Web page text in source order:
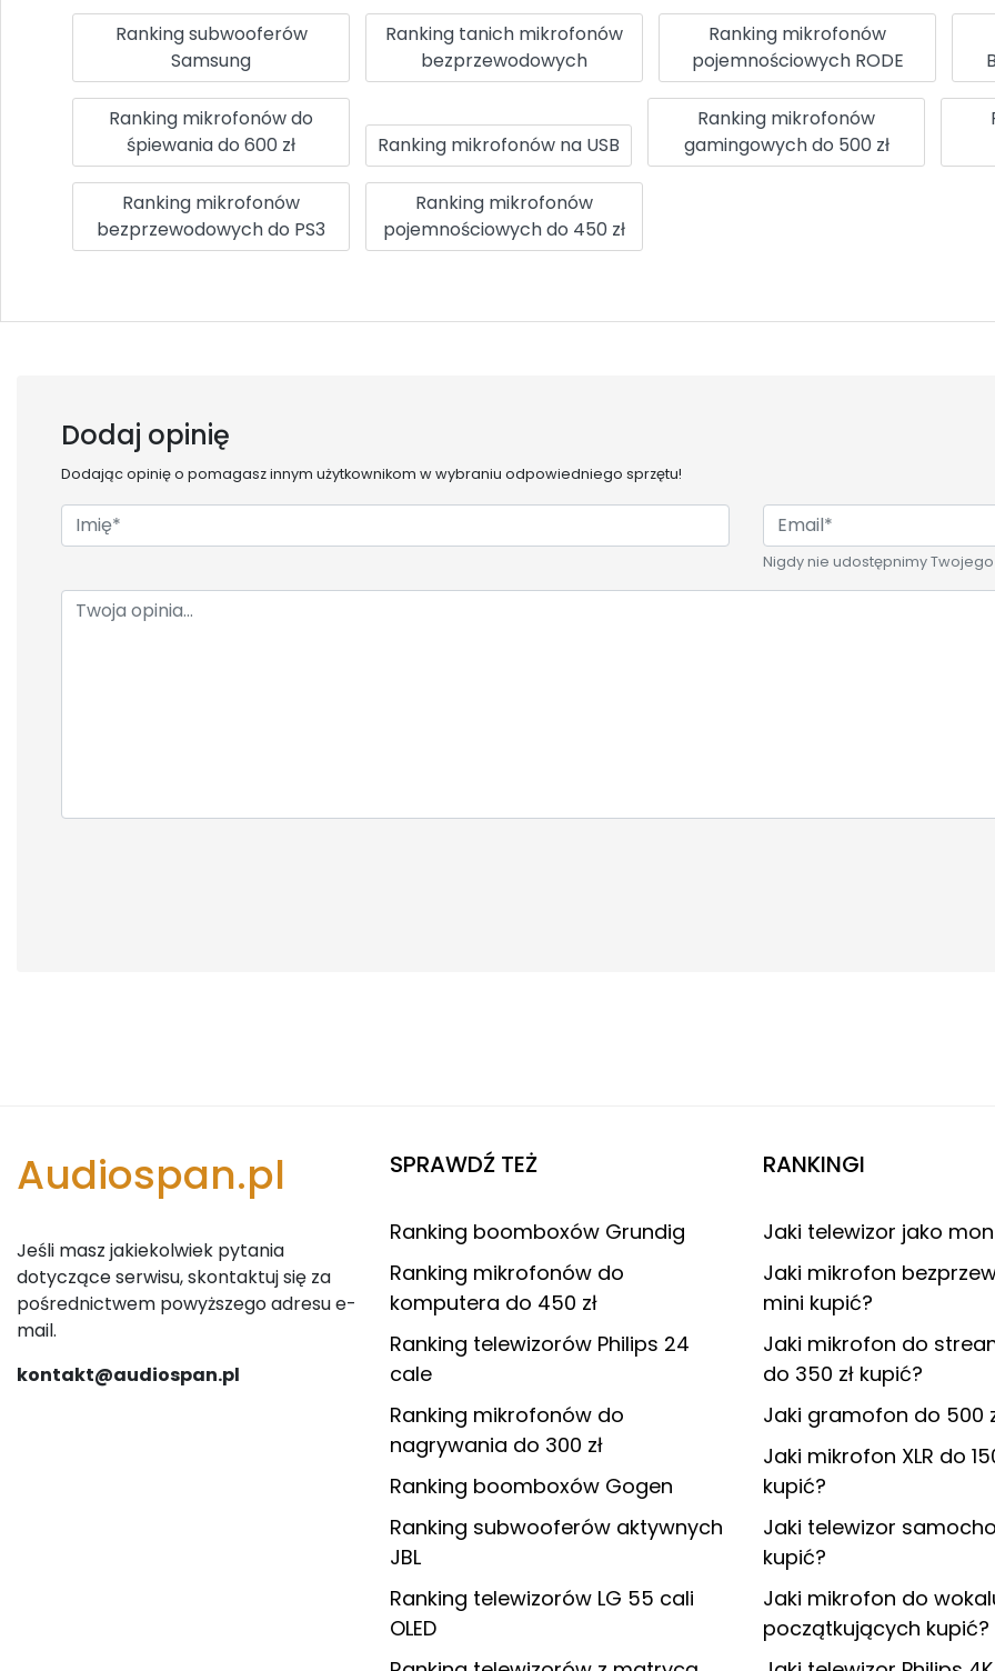
Ranking subwooferów
Samsung
Ranking tanich mikrofonów
bezprzewodowych
Ranking mikrofonów
pojemnościowych RODE
Ranking mikrofonów do
śpiewania do 600 zł
Ranking mikrofonów na USB
Ranking mikrofonów
gamingowych do 500 zł
Ranking mikrofonów
bezprzewodowych do PS3
Ranking mikrofonów
pojemnościowych do 450 zł
Dodaj opinię
Dodając opinię o pomagasz innym użytkownikom w wybraniu odpowiedniego sprzętu!
Nigdy nie udostępnimy
Audiospan.pl
Jeśli masz jakiekolwiek pytania
dotyczące serwisu, skontaktuj się za
pośrednictwem powyższego adresu e-
mail.
kontakt@audiospan.pl
SPRAWDŹ TEŻ
Ranking boomboxów Grundig
Ranking mikrofonów do
komputera do 450 zł
Ranking telewizorów Philips 24
cale
Ranking mikrofonów do
nagrywania do 300 zł
Ranking boomboxów Gogen
Ranking subwooferów aktywnych
JBL
Ranking telewizorów LG 55 cali
OLED
RANKINGI
Jaki telewizor jako
Jaki mikrofon
mini kupić?
Jaki mikrofon do
do 350 zł kupić?
Jaki gramofon do 500
Jaki mikrofon XLR do
kupić?
Jaki telewizor
kupić?
Jaki mikrofon do
początkujących kupić?